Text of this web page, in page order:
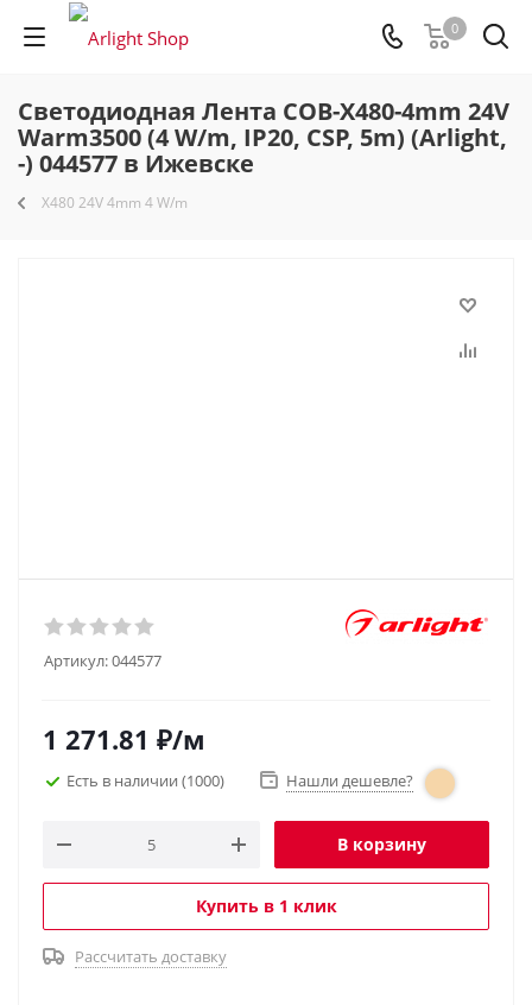
0
Светодиодная Лента COB-X480-4mm 24V
Warm3500 (4 W/m, IP20, CSP, 5m) (Arlight,
-) 044577 в Ижевске
X480 24V 4mm 4 W/m
Артикул:044577
1 271.81 ₽/м
Есть в наличии (1000) Нашли дешевле?
В корзину
Купить в 1 клик
Рассчитать доставку